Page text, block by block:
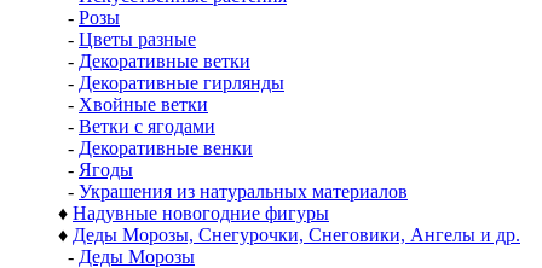
- Розы
- Цветы разные
- Декоративные ветки
- Декоративные гирлянды
- Хвойные ветки
- Ветки с ягодами
- Декоративные венки
- Ягоды
- Украшения из натуральных материалов
♦ Надувные новогодние фигуры
♦ Деды Морозы, Снегурочки, Снеговики, Ангелы и др.
- Деды Морозы